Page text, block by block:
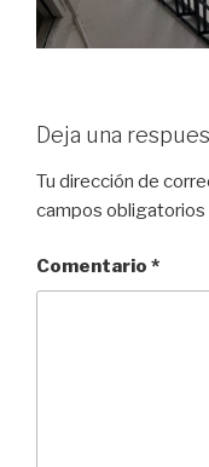
Deja una
Tu dirección de
campos
Comentario *